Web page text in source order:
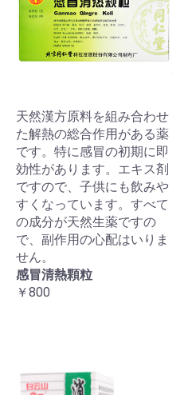
天然漢方原料を組み合わせ
た解熱の総合作用がある薬
です。特に感冒の初期に即
効性があります。エキス剤
ですので、子供にも飲みや
すくなっています。すべて
の成分が天然生薬ですの
で、副作用の心配はいりま
せん。
感冒清熱顆粒
￥800